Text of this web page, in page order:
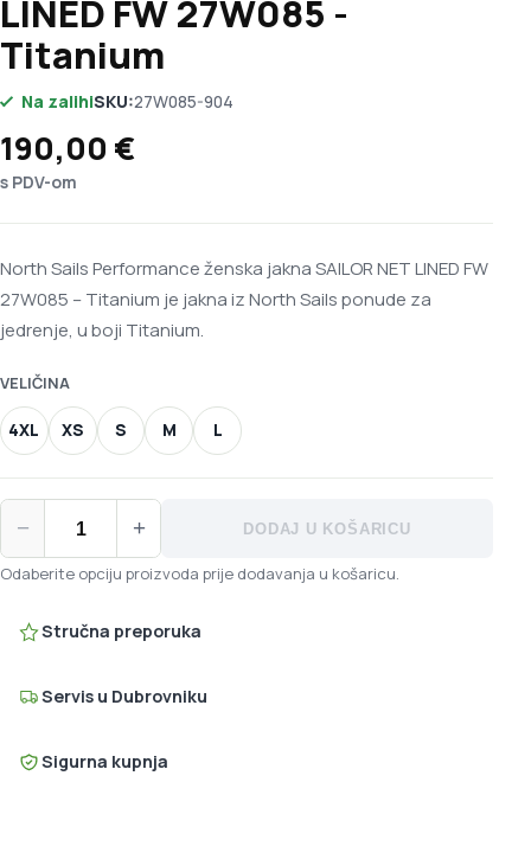
LINED FW 27W085 -
Titanium
Na zalihiSKU:27W085-904
190,00 €
s PDV-om
North Sails Performance ženska jakna SAILOR NET LINED FW
27W085 – Titanium je jakna iz North Sails ponude za
jedrenje, u boji Titanium.
VELIČINA
4XL XS S M L
−
North Sails Performance ženska jakna SAILOR NET LINED
+ DODAJ U KOŠARICU
Odaberite opciju proizvoda prije dodavanja u košaricu.
Stručna preporuka
Servis u Dubrovniku
Sigurna kupnja